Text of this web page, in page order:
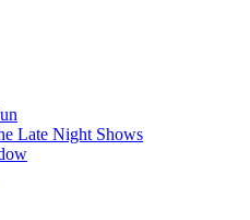
Late Night Shows